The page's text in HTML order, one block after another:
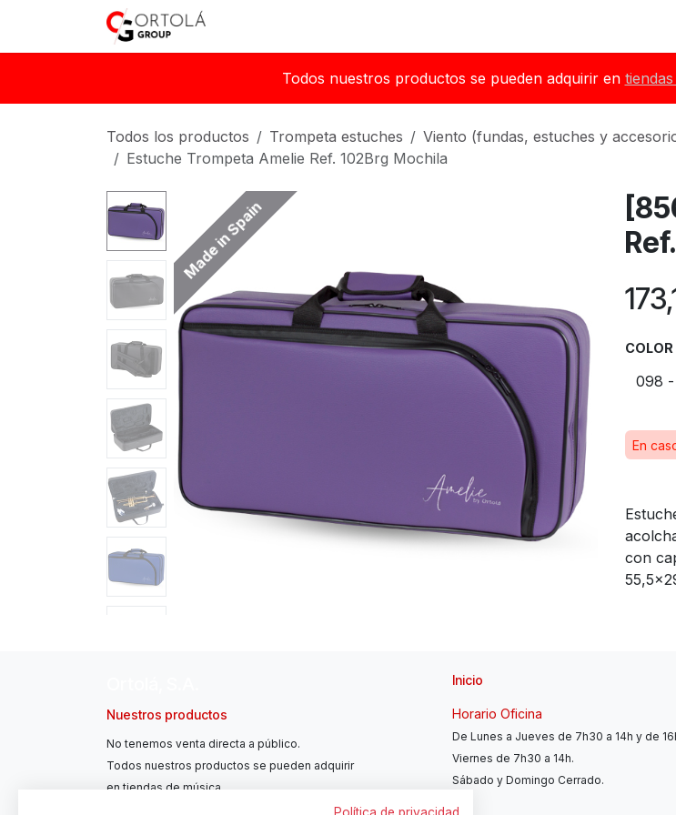
Todos nuestros productos se pueden adquirir en
Todos los productos Trompeta estuches
Viento (fundas, estuches y
Estuche Trompeta Amelie Ref. 102Brg Mochila
Made in Spain
COLOR
En
con
Nuestros productos
No tenemos venta directa a público.
Todos nuestros productos se pueden adquirir
en tiendas de música.
Inicio
Horario Oficina
De Lunes a Jueves de 7h30 a 14h y de
Viernes de 7h30 a 14h.
Sábado y Domingo Cerrado.